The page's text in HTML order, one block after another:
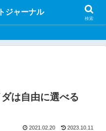
ジャーナル
は自由に選べる
2021.02.20 2023.10.11
ジャーナル
検索